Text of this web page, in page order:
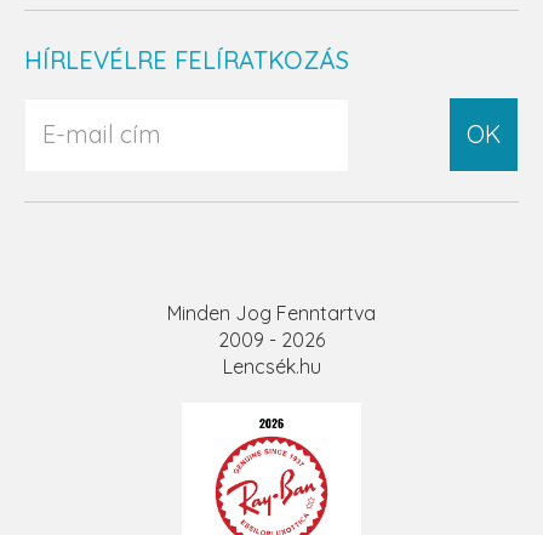
HÍRLEVÉLRE FELÍRATKOZÁS
OK
Minden Jog Fenntartva
2009 - 2026
Lencsék.hu